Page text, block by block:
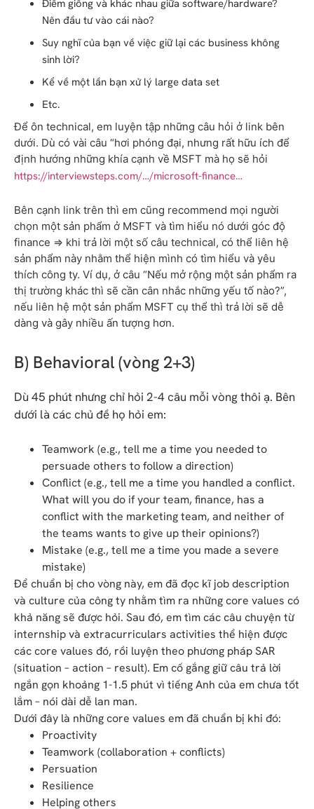
Điểm giống và khác nhau giữa software/hardware?
Nên đầu tư vào cái nào?
Suy nghĩ của bạn về việc giữ lại các business không
sinh lời?
Kể về một lần bạn xử lý large data set
Etc.
Để ôn technical, em luyện tập những câu hỏi ở link bên
dưới. Dù có vài câu “hơi phóng đại, nhưng rất hữu ích để
định hướng những khía cạnh về MSFT mà họ sẽ hỏi
https://interviewsteps.com/…/microsoft-finance…
Bên cạnh link trên thì em cũng recommend mọi người
chọn một sản phẩm ở MSFT và tìm hiểu nó dưới góc độ
finance => khi trả lời một số câu technical, có thể liên hệ
sản phẩm này nhằm thể hiện mình có tìm hiểu và yêu
thích công ty. Ví dụ, ở câu “Nếu mở rộng một sản phẩm ra
thị trường khác thì sẽ cần cân nhắc những yếu tố nào?”,
nếu liên hệ một sản phẩm MSFT cụ thể thì trả lời sẽ dễ
dàng và gây nhiều ấn tượng hơn.
B) Behavioral (vòng 2+3)
Dù 45 phút nhưng chỉ hỏi 2-4 câu mỗi vòng thôi ạ. Bên
dưới là các chủ đề họ hỏi em:
Teamwork (e.g., tell me a time you needed to
persuade others to follow a direction)
Conflict (e.g., tell me a time you handled a conflict.
What will you do if your team, finance, has a
conflict with the marketing team, and neither of
the teams wants to give up their opinions?)
Mistake (e.g., tell me a time you made a severe
mistake)
Để chuẩn bị cho vòng này, em đã đọc kĩ job description
và culture của công ty nhằm tìm ra những core values có
khả năng sẽ được hỏi. Sau đó, em tìm các câu chuyện từ
internship và extracurriculars activities thể hiện được
các core values đó, rồi luyện theo phương pháp SAR
(situation – action – result). Em cố gắng giữ câu trả lời
ngắn gọn khoảng 1-1.5 phút vì tiếng Anh của em chưa tốt
lắm – nói dài dễ lan man.
Dưới đây là những core values em đã chuẩn bị khi đó:
Proactivity
Teamwork (collaboration + conflicts)
Persuation
Resilience
Helping others